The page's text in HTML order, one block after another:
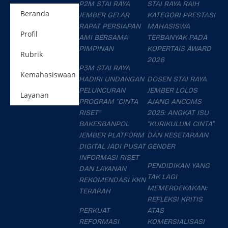
Beranda
Profil
Rubrik
Kemahasiswaan
Layanan
P2M STAI RAYA
JEMBER GELAR
RAPAT PERSIAPAN
AMI BERSAMA
PIMPINAN
P3M STAI RAYA
HADIRI UNDANGAN
PELUNCURAN
PROGRAM “CINTA
RISET”
BAKESBANPOL
JEMBER PLATFORM
DIGITAL JADI PUSAT
INFORMASI RISET
DAN LAYANAN
REKOMENDASI KKN
TERARAH
PERKUAT
REFORMASI
STAI RAYA RAIH
KATEGORI PRESTASI
MAHASISWA
TERBANYAK PADA
KOPERTAIS AWARD
2026
DOSEN STAI RAYA
JEMBER LOLOS
AJANG ANCOMS
2025: ANGKAT ISU
“KURIKULUM CINTA”
DAN KESETARAAN
GENDER
PENDIDIKAN YANG
TAK LAGI
MEMERDEKAKAN:
REFLEKSI KRITIS
ATAS
KOMERSIALISASI